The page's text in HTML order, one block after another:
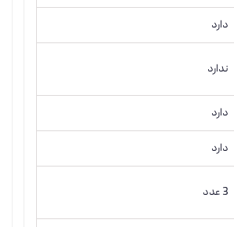
دارد
ندارد
دارد
دارد
3 عدد